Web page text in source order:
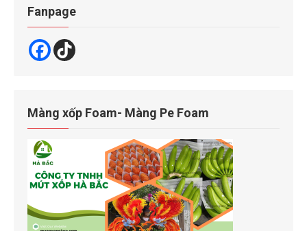
Fanpage
Màng xốp Foam- Màng Pe Foam